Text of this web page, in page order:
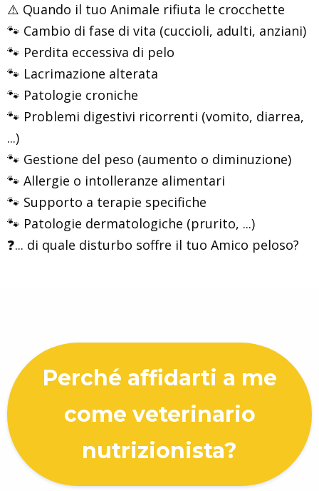
⚠️ Quando il tuo Animale rifiuta le crocchette
🐾 Cambio di fase di vita (cuccioli, adulti, anziani)
🐾 Perdita eccessiva di pelo
🐾 Lacrimazione alterata
🐾 Patologie croniche
🐾 Problemi digestivi ricorrenti (vomito, diarrea,
...)
🐾 Gestione del peso (aumento o diminuzione)
🐾 Allergie o intolleranze alimentari
🐾 Supporto a terapie specifiche
🐾 Patologie dermatologiche (prurito, ...)
❓... di quale disturbo soffre il tuo Amico peloso?
Perché affidarti a me
come veterinario
nutrizionista?